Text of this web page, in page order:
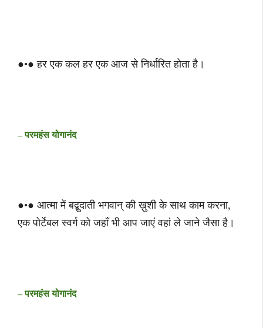
●•● हर एक कल हर एक आज से निर्धारित होता है।
– परमहंस योगानंद
●•● आत्मा में बद्बुदाती भगवान् की ख़ुशी के साथ काम करना,
एक पोर्टेबल स्वर्ग को जहाँ भी आप जाएं वहां ले जाने जैसा है।
– परमहंस योगानंद